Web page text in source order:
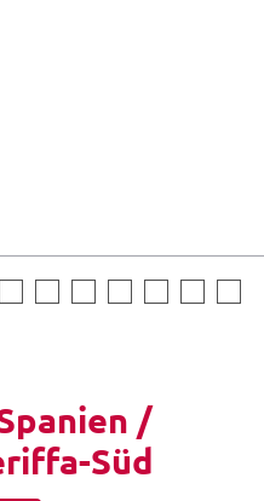
/
Süd